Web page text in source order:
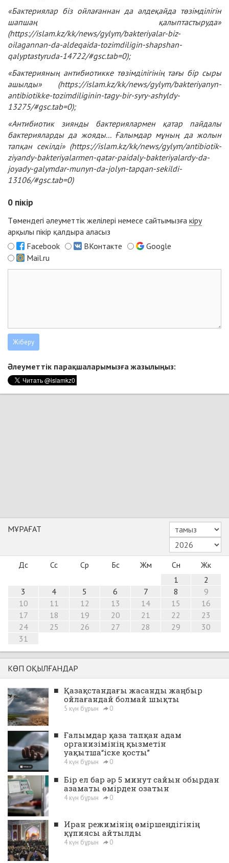
«Бактериялар біз ойлағаннан да әлдеқайда төзімділігін
шапшаң қалыптастыруда»
(https://islam.kz/kk/news/gylym/bakteriyalar-biz-
oilagannan-da-aldeqaida-tozimdiligin-shapshan-
qalyptastyruda-14722/#gsc.tab=0);
«Бактерияның антибиотикке төзімділігінің тағы бір сыры
ашылды» (https://islam.kz/kk/news/gylym/bakteriyanyn-
antibiotikke-tozimdiliginin-tagy-bir-syry-ashyldy-
13275/#gsc.tab=0);
«Антибиотик зиянды бактериялармен қатар пайдалы
бактерияларды да жояды... Ғалымдар мұның да жолын
тапқан секілді» (https://islam.kz/kk/news/gylym/antibiotik-
ziyandy-bakteriyalarmen-qatar-paidaly-bakteriyalardy-da-
joyady-galymdar-munyn-da-jolyn-tapqan-sekildi-
13106/#gsc.tab=0)
0 пікір
Төмендегі әлеуметтік желілері немесе сайтымызға кіру
арқылы пікір қалдыра аласыз
Facebook
ВКонтакте
Google
Mail.ru
Әлеуметтік парақшаларымызға жазылыңыз:
МҰРАҒАТ
Дс Сс Ср Бс Жм Сн
Жк
1
2
3
4 5 6 7 8
9
10
11 12 13 14 15
16
17
18 19 20 21 22
23
24
25 26 27 28 29
30
31
КӨП ОҚЫЛҒАНДАР
■ Қазақстандағы жасанды жаңбыр
ойлағандай болмай шықты
5 күн бұрын 0
■ Ғалымдар қаза тапқан адам
организімінің қызметін
уақытша“іске қосты”
4 күн бұрын 0
■ Бір ел бар әр 5 минут сайын обырдан
азаматы өмірден озатын
4 күн бұрын 0
■ Иран режимінің өміршеңдігінің
құпиясы айтылды
4 күн бұрын 0